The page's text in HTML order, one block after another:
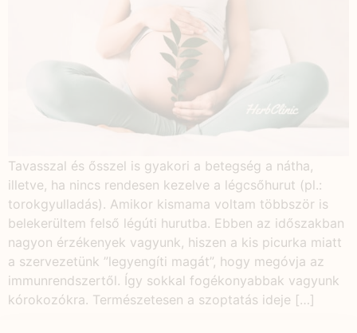
Tavasszal és ősszel is gyakori a betegség a nátha,
illetve, ha nincs rendesen kezelve a légcsőhurut (pl.:
torokgyulladás). Amikor kismama voltam többször is
belekerültem felső légúti hurutba. Ebben az időszakban
nagyon érzékenyek vagyunk, hiszen a kis picurka miatt
a szervezetünk ”legyengíti magát”, hogy megóvja az
immunrendszertől. Így sokkal fogékonyabbak vagyunk
kórokozókra. Természetesen a szoptatás ideje […]